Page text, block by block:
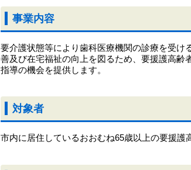
事業内容
要介護状態等により歯科医療機関の診療を受け
善及び在宅福祉の向上を図るため、要援護高齢
指導の機会を提供します。
対象者
市内に居住しているおおむね65歳以上の要援護